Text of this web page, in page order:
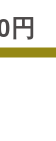
ファッション
円